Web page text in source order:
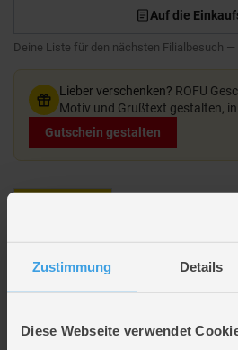
Zustimmung Details
Diese Webseite verwendet
Auf die
Deine Liste für den nächsten Filialbesuch —
Lieber verschenken? ROFU
Motiv und Grußtext gestalten, in
Gutschein gestalten
10 cm
Lieferumfang